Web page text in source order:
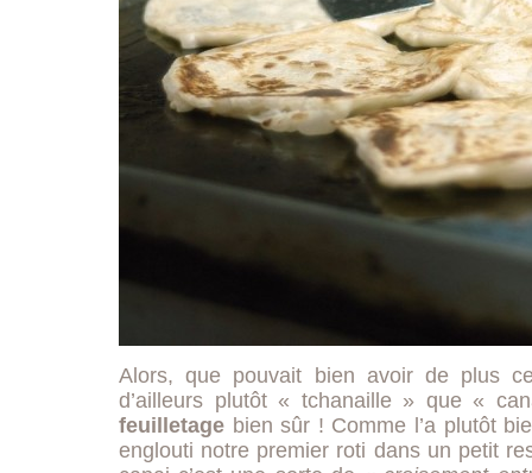
Alors, que pouvait bien avoir de plus
d’ailleurs plutôt « tchanaille » que «
feuilletage bien sûr ! Comme l’a plutôt
englouti notre premier roti dans un petit